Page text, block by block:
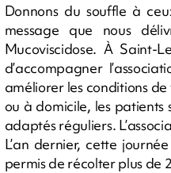
Donnons du souffle à
message que nous
Mucoviscidose. À Saint-
d’accompagner
améliorer les conditions
ou à domicile, les patients
adaptés réguliers.
L’an dernier, cette
permis de récolter plus de